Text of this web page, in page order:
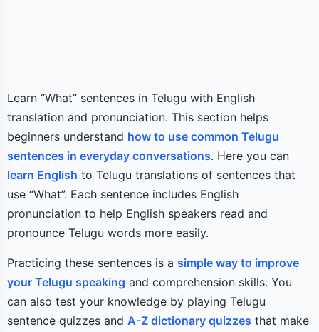
Learn “What” sentences in Telugu with English
translation and pronunciation. This section helps
beginners understand how to use common Telugu
sentences in everyday conversations. Here you can
learn English to Telugu translations of sentences that
use “What”. Each sentence includes English
pronunciation to help English speakers read and
pronounce Telugu words more easily.
Practicing these sentences is a simple way to improve
your Telugu speaking and comprehension skills. You
can also test your knowledge by playing Telugu
sentence quizzes and A-Z dictionary quizzes that make